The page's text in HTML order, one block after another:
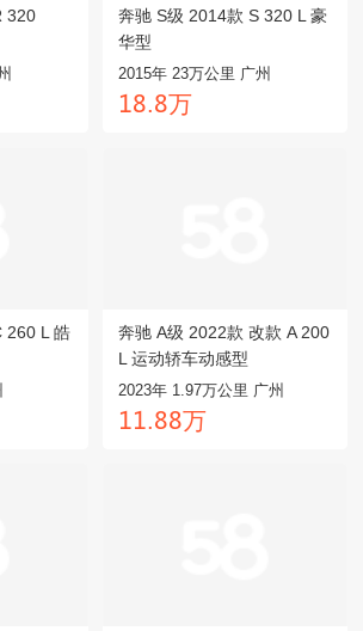
320
260 L 皓
奔驰 S级 2014款 S 320 L 豪
华型
2015年 23万公里 广州
龒驋.驋万
奔驰 A级 2022款 改款 A 200
L 运动轿车动感型
2023年 1.97万公里 广州
龒龒.驋驋万